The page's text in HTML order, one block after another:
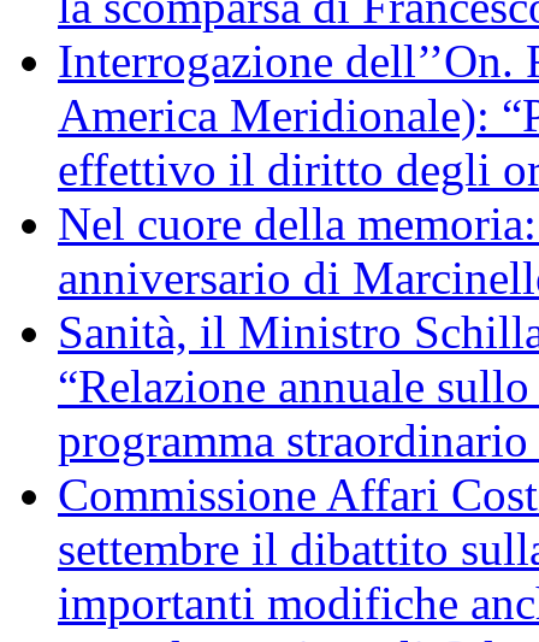
Interrogazione
America Meridionale):
effettivo il diritto degli
Nel cuore della
anniversario di
Sanità, il Ministro
“Relazione annuale
programma
Commissione Affari
settembre il dibattito
importanti modifiche